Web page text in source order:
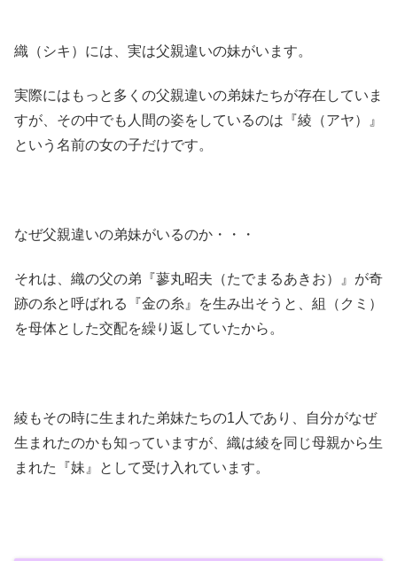
織（シキ）には、実は父親違いの妹がいます。
実際にはもっと多くの父親違いの弟妹たちが存在していま
すが、その中でも人間の姿をしているのは『綾（アヤ）』
という名前の女の子だけです。
なぜ父親違いの弟妹がいるのか・・・
それは、織の父の弟『蓼丸昭夫（たでまるあきお）』が奇
跡の糸と呼ばれる『金の糸』を生み出そうと、組（クミ）
を母体とした交配を繰り返していたから。
綾もその時に生まれた弟妹たちの1人であり、自分がなぜ
生まれたのかも知っていますが、織は綾を同じ母親から生
まれた『妹』として受け入れています。